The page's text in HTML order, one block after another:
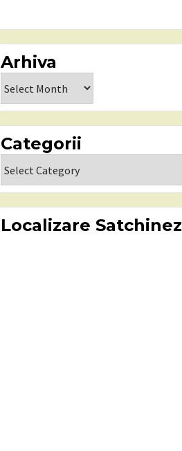
Arhiva
Categorii
Localizare Satchinez